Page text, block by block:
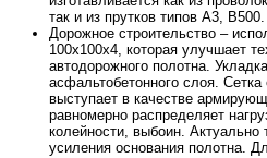
так и из прутков типов А3, В500.
Дорожное строительство –
100х100х4, которая улучшает
автодорожного полотна.
асфальтобетонного слоя.
выступает в качестве
равномерно распределяет
колейности, выбоин.
усиления основания полотна.